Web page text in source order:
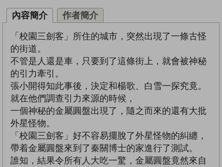
內容簡介 作者簡介
「校園三劍客」所住的城市，突然出現了一條古怪
的街道。
不管是人還是車，只要到了這條街上，就會被神秘
的引力牽引。
張小開得知此事後，決定和楊歌、白雪一探究竟。
就在他們調查引力來源的時候，
一個神秘的金屬圓盤出現了，隨之而來的還有大批
外星怪物。
「校園三劍客」好不容易擺脫了外星怪物的糾纏，
帶着金屬圓盤來到了秦關博士的家進行了測試。
誰知，結果令所有人大吃一驚，金屬圓盤竟然來自